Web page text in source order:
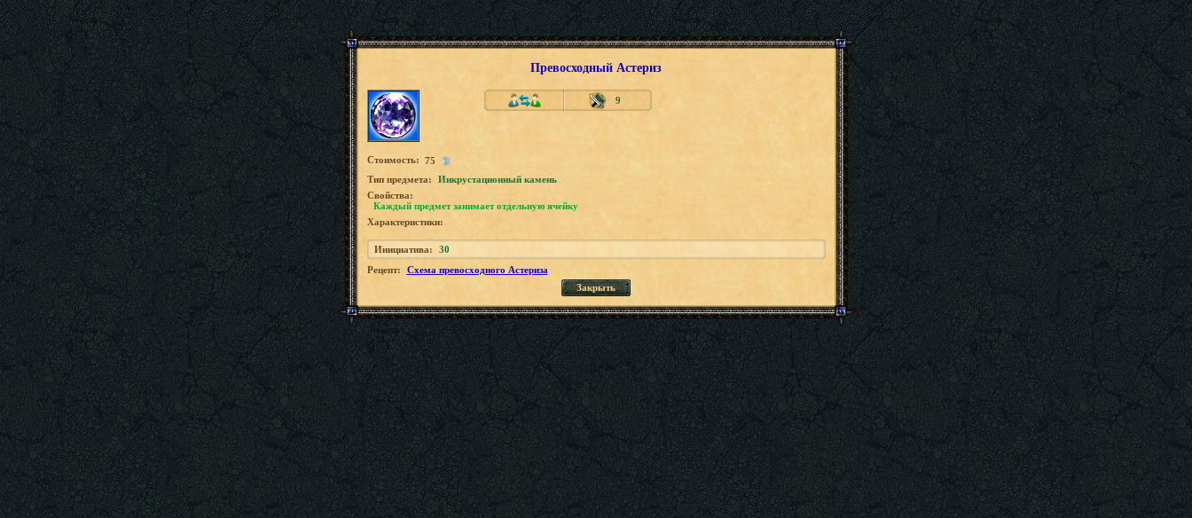
Превосходный Астериз
9
Стоимость: 75
Tип предмета:
Инкрустационный камень
Свойства:
Каждый предмет занимает отдельную ячейку
Характеристики:
Инициатива:
30
Рецепт:
Схема превосходного Астериза
Закрыть